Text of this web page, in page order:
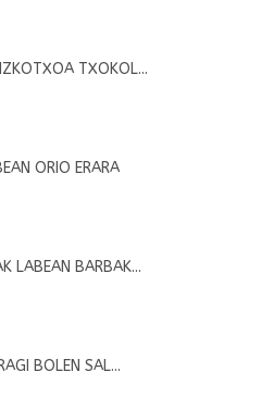
TXOKOL...
ORIO ERARA
LABEAN BARBAK...
BOLEN SAL...